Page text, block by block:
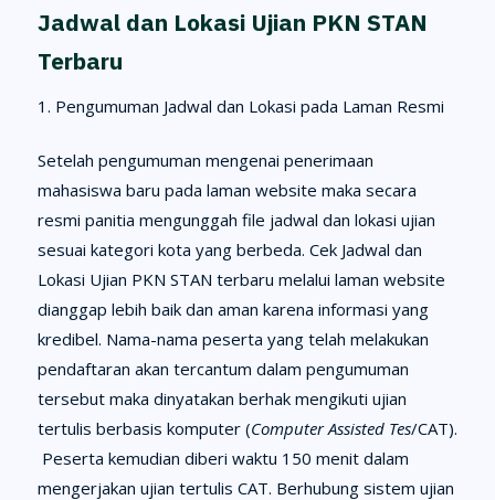
Jadwal dan Lokasi Ujian PKN STAN
Terbaru
Pengumuman Jadwal dan Lokasi pada Laman Resmi
Setelah pengumuman mengenai penerimaan
mahasiswa baru pada laman website maka secara
resmi panitia mengunggah file jadwal dan lokasi ujian
sesuai kategori kota yang berbeda. Cek Jadwal dan
Lokasi Ujian PKN STAN terbaru melalui laman website
dianggap lebih baik dan aman karena informasi yang
kredibel. Nama-nama peserta yang telah melakukan
pendaftaran akan tercantum dalam pengumuman
tersebut maka dinyatakan berhak mengikuti ujian
tertulis berbasis komputer (Computer Assisted Tes/CAT).
Peserta kemudian diberi waktu 150 menit dalam
mengerjakan ujian tertulis CAT. Berhubung sistem ujian